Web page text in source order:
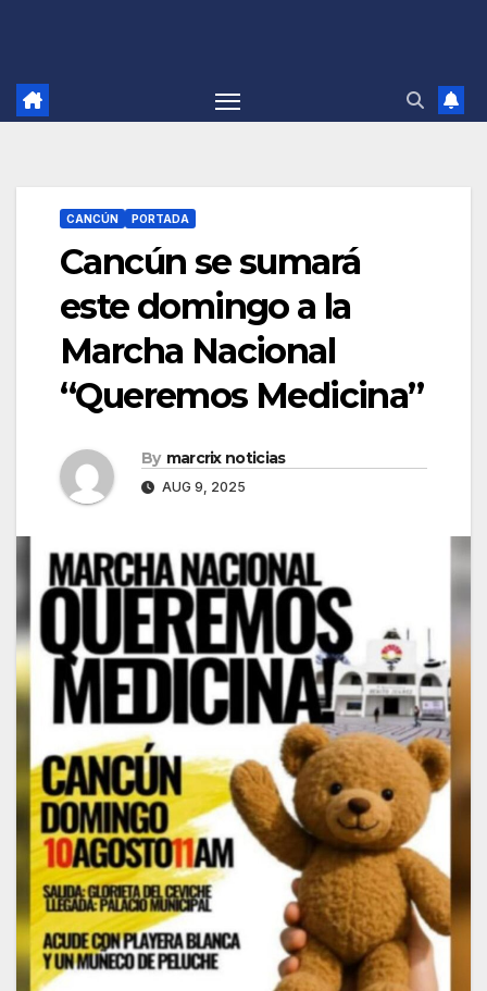
CANCÚN PORTADA
Cancún se sumará
este domingo a la
Marcha Nacional
“Queremos Medicina”
By marcrix noticias
AUG 9, 2025